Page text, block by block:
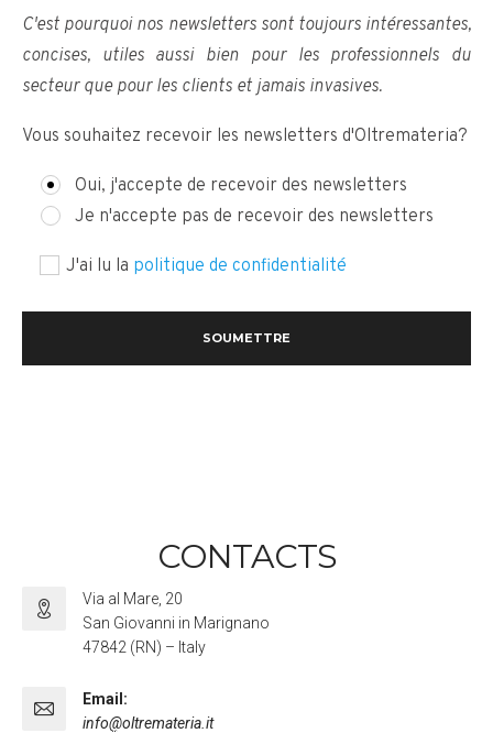
C'est pourquoi nos newsletters sont toujours intéressantes,
concises, utiles aussi bien pour les professionnels du
secteur que pour les clients et jamais invasives.
Vous souhaitez recevoir les newsletters d'Oltremateria?
Oui, j'accepte de recevoir des newsletters
Je n'accepte pas de recevoir des newsletters
J'ai lu la politique de confidentialité
CONTACTS
Via al Mare, 20
San Giovanni in Marignano
47842 (RN) – Italy
Email:
info@oltremateria.it